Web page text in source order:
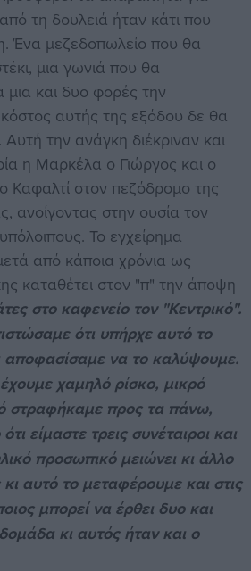
τη δουλειά ήταν κάτι που
Ένα μεζεδοπωλείο που θα
μια γωνιά που θα
και δυο φορές την
αυτής της εξόδου δε θα
την ανάγκη διέκριναν και
η Μαρκέλα ο Γιώργος και ο
Καφαλτί στον πεζόδρομο της
ανοίγοντας στην ουσία τον
Το εγχείρημα
από κάποια χρόνια ως
καταθέτει στον "π" την άποψη
στο καφενείο τον "Κεντρικό".
ότι υπήρχε αυτό το
αποφασίσαμε να το καλύψουμε.
χαμηλό ρίσκο, μικρό
στραφήκαμε προς τα πάνω,
είμαστε τρεις συνέταιροι και
προσωπικό μειώνει κι άλλο
αυτό το μεταφέρουμε και στις
μπορεί να έρθει δυο και
κι αυτός ήταν και ο